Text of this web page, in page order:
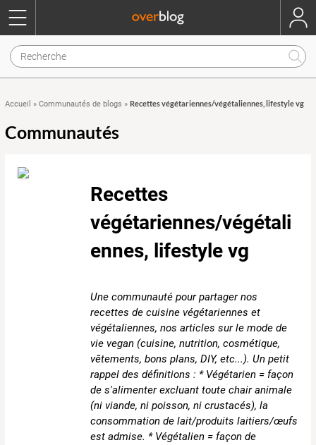
Accueil » Communautés de blogs » Recettes végétariennes/végétaliennes, lifestyle vg
Communautés
Recettes
végétariennes/végétali
ennes, lifestyle vg
Une communauté pour partager nos
recettes de cuisine végétariennes et
végétaliennes, nos articles sur le mode de
vie vegan (cuisine, nutrition, cosmétique,
vêtements, bons plans, DIY, etc...). Un petit
rappel des définitions : * Végétarien = façon
de s'alimenter excluant toute chair animale
(ni viande, ni poisson, ni crustacés), la
consommation de lait/produits laitiers/œufs
est admise. * Végétalien = façon de